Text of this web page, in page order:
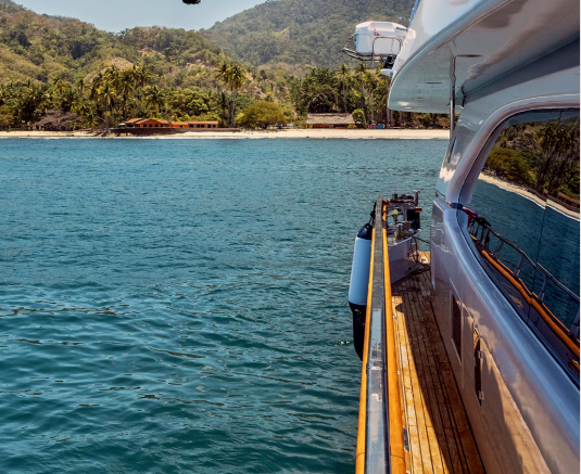
Etwas außerhalb des Stadtkerns
von Zacatecas, an der malerischen
Plazuela de García gelegen,
befindet sich das kleine Restaurant
Los Dorados de Villa. Das
traditionell gehaltene Lokal bietet
eine Speisekarte mit regionalen
und nationalen Gerichten. Durch
seine urige Einrichtung vermittelt
das „Los Dorados“ einen ganz
besonderen Charme – Mexiko
hautnah. Genießen Sie hier
gemütliche Stunden mit echten
mexikanischen Spezialitäten und
freundlichem Service. Neben der
regionalen Spezialität Asado de
Boda wartet die Küche auch mit
mexikanischen Klassikern wie
Arrachera, Enchilladas und der Sopa
Azteca auf.
AKTUELLES
DES MONATS